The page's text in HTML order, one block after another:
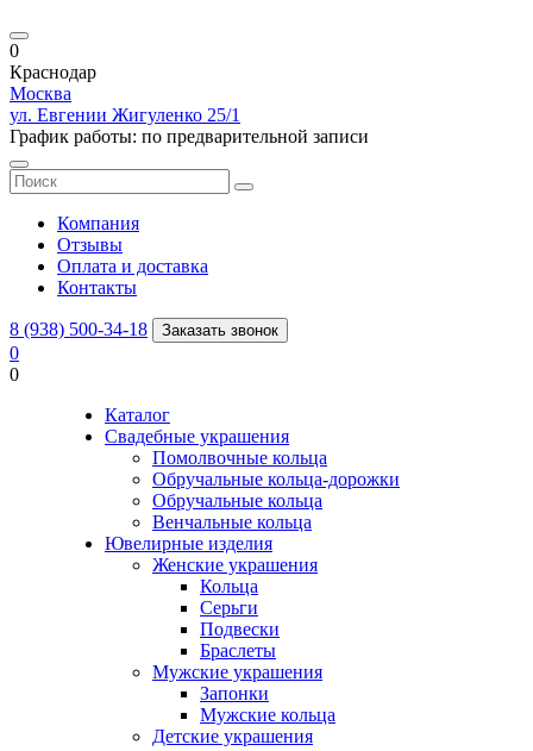
0
Краснодар
Москва
ул. Евгении Жигуленко 25/1
График работы: по предварительной записи
Компания
Отзывы
Оплата и доставка
Контакты
8 (938) 500-34-18 Заказать звонок
0
0
Каталог
Свадебные украшения
Помолвочные кольца
Обручальные кольца-дорожки
Обручальные кольца
Венчальные кольца
Ювелирные изделия
Женские украшения
Кольца
Серьги
Подвески
Браслеты
Мужские украшения
Запонки
Мужские кольца
Детские украшения